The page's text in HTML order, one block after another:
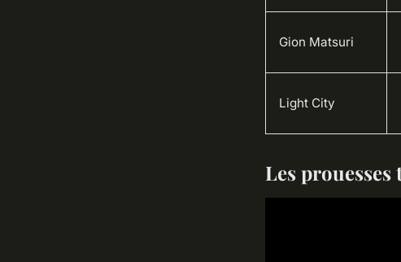
Gion Matsuri
Light City
Les